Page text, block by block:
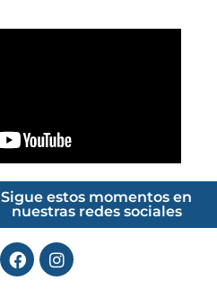
Sigue estos momentos en
nuestras redes sociales